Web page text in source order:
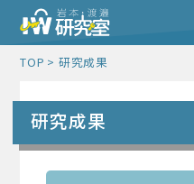
TOP 研究成果
研究成果